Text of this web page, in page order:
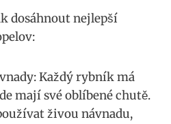
dosáhnout nejlepší
Každý rybník má
mají své oblíbené chutě.
živou návnadu,